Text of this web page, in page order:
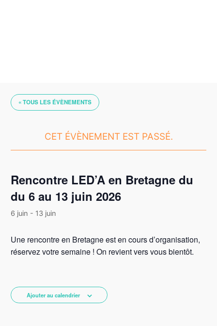
« TOUS LES ÉVÈNEMENTS
CET ÉVÈNEMENT EST PASSÉ.
Rencontre LED’A en Bretagne du
du 6 au 13 juin 2026
6 juin - 13 juin
Une rencontre en Bretagne est en cours d’organisation,
réservez votre semaine ! On revient vers vous bientôt.
Ajouter au calendrier